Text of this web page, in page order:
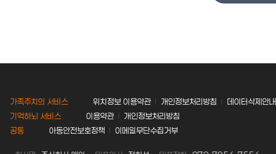
가족주치의 서비스 위치정보 이용약관 개인정보처리방침
데이터삭제안내
기억하뇌 서비스
이용약관
개인정보처리방침
공통
아동안전보호정책 이메일무단수집거부